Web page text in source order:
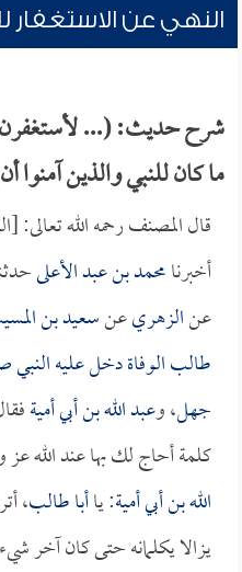
النهي عن الاستغفار
شرح حديث: (... لأستغفرن
ما كان للنبي والذين
قال المصنف رحمه الله تعالى:
أخبرنامحمد بن عبد الأعلى
عنالزهريعنسعيد بن
طالبالوفاة دخل عليه
جهل، وعبد الله بن أبي أمية
كلمة أحاج لك بها عند الله
الله بن أبي أمية: ياأبا طالب،
يزالا يكلمانه حتى كان آخر